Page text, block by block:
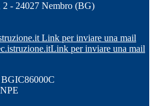
- 24027 Nembro (BG)
Link per inviare una mail
Link per inviare una mail